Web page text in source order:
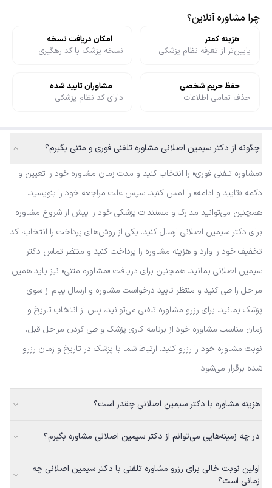
چرا مشاوره آنلاین؟
هزینه کمتر
پایین‌تر از تعرفه نظام پزشکی
امکان دریافت نسخه
نسخه پزشک با کد رهگیری
حفظ حریم شخصی
حذف تمامی اطلاعات
مشاوران تایید شده
دارای کد نظام پزشکی
چگونه از دکتر سیمین اصلانی مشاوره تلفنی فوری و متنی بگیرم؟
«مشاوره تلفنی فوری» را انتخاب کنید و مدت زمان مشاوره خود را تعیین و
دکمه «تایید و ادامه» را لمس کنید. سپس علت مراجعه خود را بنویسید.
همچنین می‌توانید مدارک و مستندات پزشکی خود را پیش از شروع مشاوره
برای دکتر سیمین اصلانی ارسال کنید. یکی از روش‌های پرداخت را انتخاب، کد
تخفیف خود را وارد و هزینه مشاوره را پرداخت کنید و منتظر تماس دکتر
سیمین اصلانی بمانید. همچنین برای دریافت «مشاوره متنی» نیز باید همین
مراحل را طی کنید و منتظر تایید درخواست مشاوره و ارسال پیام از سوی
پزشک بمانید. برای رزرو مشاوره تلفنی می‌توانید، پس از انتخاب تاریخ و
زمان مناسب مشاوره خود از برنامه کاری پزشک و طی کردن مراحل قبل،
نوبت مشاوره خود را رزرو کنید. ارتباط شما با پزشک در تاریخ و زمان رزرو
شده برقرار می‌شود.
هزینه مشاوره با دکتر سیمین اصلانی چقدر است؟
در چه زمینه‌هایی می‌توانم از دکتر سیمین اصلانی مشاوره بگیرم؟
اولین نوبت خالی برای رزرو مشاوره تلفنی با دکتر سیمین اصلانی چه
زمانی است؟